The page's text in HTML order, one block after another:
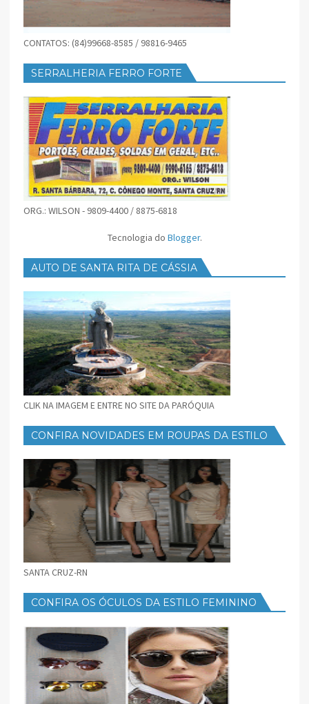
CONTATOS: (84)99668-8585 / 98816-9465
SERRALHERIA FERRO FORTE
ORG.: WILSON - 9809-4400 / 8875-6818
Tecnologia do Blogger.
AUTO DE SANTA RITA DE CÁSSIA
CLIK NA IMAGEM E ENTRE NO SITE DA PARÓQUIA
CONFIRA NOVIDADES EM ROUPAS DA ESTILO
SANTA CRUZ-RN
CONFIRA OS ÓCULOS DA ESTILO FEMININO